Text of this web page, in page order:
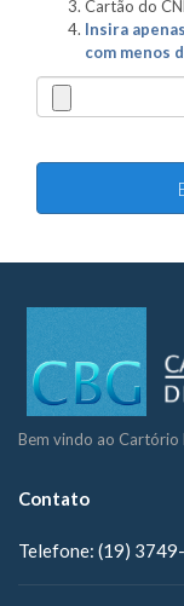
Cartão do
Insira
com menos
Bem vindo ao Cartório
Contato
Telefone: (19)